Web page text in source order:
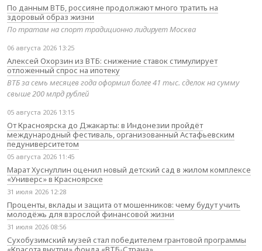
По данным ВТБ, россияне продолжают много тратить на
здоровый образ жизни
По тратам на спорт традиционно лидирует Москва
06 августа 2026 13:25
Алексей Охорзин из ВТБ: снижение ставок стимулирует
отложенный спрос на ипотеку
ВТБ за семь месяцев года оформил более 41 тыс. сделок на сумму
свыше 200 млрд рублей
05 августа 2026 13:15
От Красноярска до Джакарты: в Индонезии пройдёт
международный фестиваль, организованный Астафьевским
педуниверситетом
05 августа 2026 11:45
Марат Хуснуллин оценил новый детский сад в жилом комплексе
«Универс» в Красноярске
31 июля 2026 12:28
Проценты, вклады и защита от мошенников: чему будут учить
молодёжь для взрослой финансовой жизни
31 июля 2026 08:56
Сухобузимский музей стал победителем грантовой программы